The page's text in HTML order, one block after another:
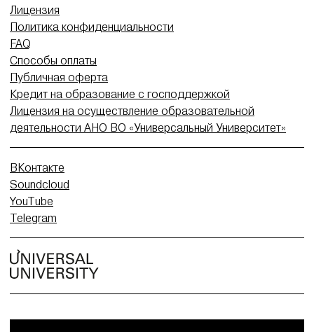
Лицензия
Политика конфиденциальности
FAQ
Способы оплаты
Публичная оферта
Кредит на образование с господдержкой
Лицензия на осуществление образовательной
деятельности АНО ВО «Универсальный Университет»
ВКонтакте
Soundcloud
YouTube
Telegram